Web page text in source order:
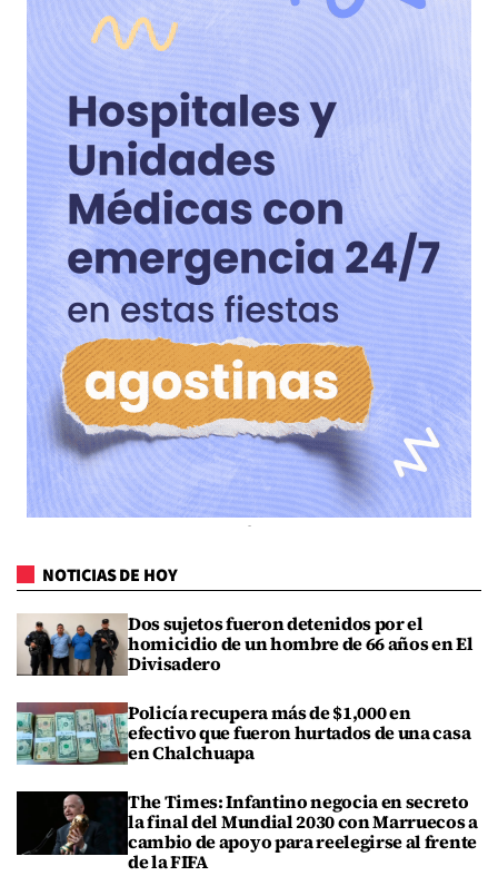
NOTICIAS DE HOY
Dos sujetos fueron detenidos por el
homicidio de un hombre de 66 años en El
Divisadero
Policía recupera más de $1,000 en
efectivo que fueron hurtados de una casa
en Chalchuapa
The Times: Infantino negocia en secreto
la final del Mundial 2030 con Marruecos a
cambio de apoyo para reelegirse al frente
de la FIFA